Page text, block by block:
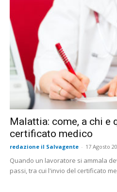
Malattia: come, a chi e
certificato medico
redazione il Salvagente - 17 Agosto
Quando un lavoratore si ammala
passi, tra cui l'invio del certificato